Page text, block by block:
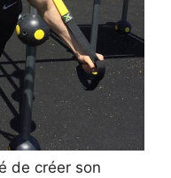
de créer son